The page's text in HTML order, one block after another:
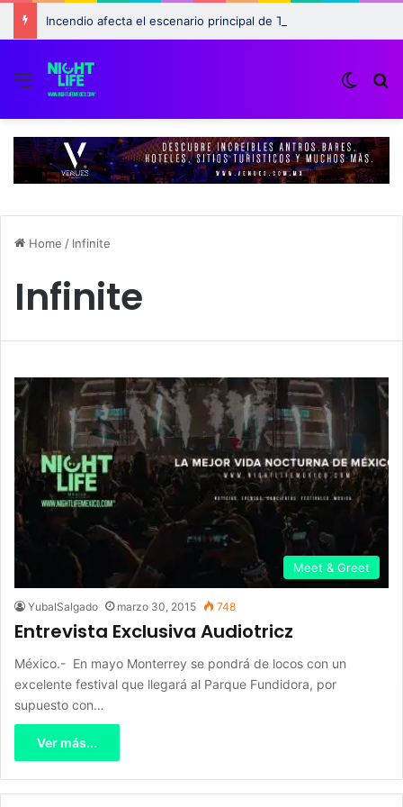
Menu
Home / Infinite
Infinite
Meet & Greet
YubalSalgado marzo 30, 2015 748
Entrevista Exclusiva Audiotricz
México.- En mayo Monterrey se pondrá de locos con un
excelente festival que llegará al Parque Fundidora, por
supuesto con…
Ver más...